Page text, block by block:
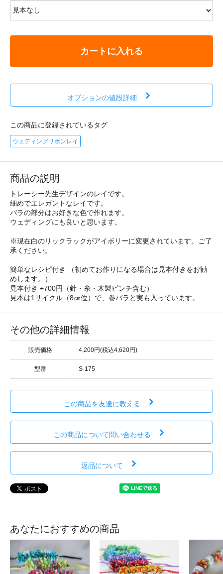
カートに入れる
オプションの値段詳細
この商品に登録されているタグ
ウェディングリボンレイ
商品の説明
トレーシー先生デザインのレイです。
細めでエレガントなレイです。
バラの部分はお好きな色で作れます。
ウェディングにも良いと思います。
※現在白のリックラックがアイボリーに変更されています。ご了
承ください。
簡単なレシピ付き （初めてお作りになる場合は見本付きをお勧
めします。）
見本付き +700円（針・糸・木製ピンチ含む）
見本は1サイクル（8㎝位）で、巻バラと実も入っています。
その他の詳細情報
販売価格 4,200円(税込4,620円)
型番 S-175
この商品を友達に教える
この商品について問い合わせる
返品について
あなたにおすすめの商品